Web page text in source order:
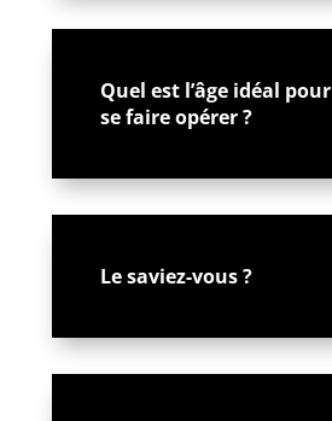
Quel est l’âge idéal pour
se faire opérer ?
Le saviez-vous ?